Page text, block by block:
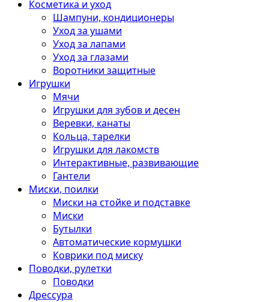
Косметика и уход
Шампуни, кондиционеры
Уход за ушами
Уход за лапами
Уход за глазами
Воротники защитные
Игрушки
Мячи
Игрушки для зубов и десен
Веревки, канаты
Кольца, тарелки
Игрушки для лакомств
Интерактивные, развивающие
Гантели
Миски, поилки
Миски на стойке и подставке
Миски
Бутылки
Автоматические кормушки
Коврики под миску
Поводки, рулетки
Поводки
Дрессура